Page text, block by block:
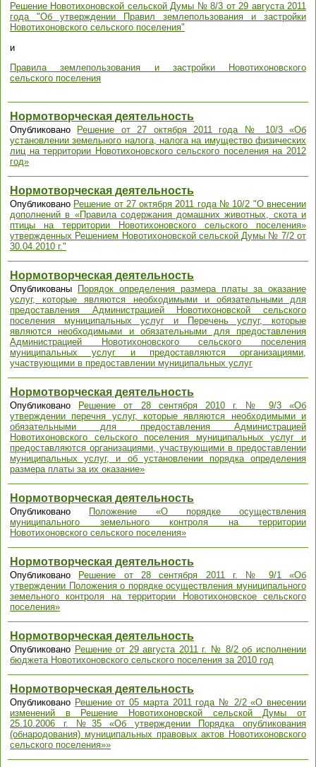
Решение Новотихоновской сельской Думы № 8/3 от 29 августа 2011
года "Об утверждении Правил землепользования и застройки
Новотихоновского сельского поселения"
и
Правила землепользования и застройки Новотихоновского
сельского поселения
Нормотворческая деятельность
Опубликовано
Решение от 27 октября 2011 года № 10/3 «Об
установлении земельного налога, налога на имущество физических
лиц на территории Новотихоновского сельского поселения на 2012
год»
Нормотворческая деятельность
Опубликовано Решение от 27 октября 2011 года № 10/2 "О внесении
дополнений в «Правила содержания домашних животных, скота и
птицы на территории Новотихоновского сельского поселения»
утвержденных Решением Новотихоновской сельской Думы № 7/2 от
30.04.2010 г."
Нормотворческая деятельность
Опубликованы
Порядок определения размера платы за оказание
услуг, которые являются необходимыми и обязательными для
предоставления Администрацией Новотихоновской сельского
поселения муниципальных услуг и Перечень услуг, которые
являются необходимыми и обязательными для предоставления
Администрацией Новотихоновского сельского поселения
муниципальных услуг и предоставляются организациями,
участвующими в предоставлении муниципальных услуг
Нормотворческая деятельность
Опубликовано
Решение от 28 сентября 2010 г. № 9/3 «Об
утверждении перечня услуг, которые являются необходимыми и
обязательными для предоставления Администрацией
Новотихоновского сельского поселения муниципальных услуг и
предоставляются организациями, участвующими в предоставлении
муниципальных услуг, и об установлении порядка определения
размера платы за их оказание»
Нормотворческая деятельность
Опубликовано
Положение «О порядке осуществления
муниципального земельного контроля на территории
Новотихоновского сельского поселения»
Нормотворческая деятельность
Опубликовано
Решение от 28 сентября 2011 г. № 9/1 «Об
утверждении Положения о порядке осуществления муниципального
земельного контроля на территории Новотихоновское сельского
поселения»
Нормотворческая деятельность
Опубликовано Решение от 29 августа 2011 г. № 8/2 об исполнении
бюджета Новотихоновского сельского поселения за 2010 год
Нормотворческая деятельность
Опубликовано Решение от 05 марта 2011 года № 2/2 «О внесении
изменений в Решение Новотихоновской сельской Думы от
25.10.2006 г. №35 «Об утверждении Порядка опубликования
(обнародования) муниципальных правовых актов Новотихоновского
сельского поселения»»